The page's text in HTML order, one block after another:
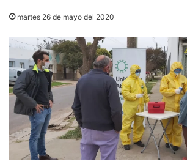
martes 26 de mayo del 2020